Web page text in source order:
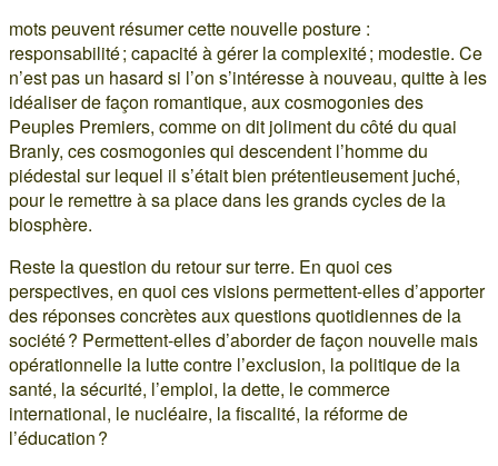
mots peuvent résumer cette nouvelle posture :
responsabilité ; capacité à gérer la complexité ; modestie. Ce
n’est pas un hasard si l’on s’intéresse à nouveau, quitte à les
idéaliser de façon romantique, aux cosmogonies des
Peuples Premiers, comme on dit joliment du côté du quai
Branly, ces cosmogonies qui descendent l’homme du
piédestal sur lequel il s’était bien prétentieusement juché,
pour le remettre à sa place dans les grands cycles de la
biosphère.
Reste la question du retour sur terre. En quoi ces
perspectives, en quoi ces visions permettent-elles d’apporter
des réponses concrètes aux questions quotidiennes de la
société ? Permettent-elles d’aborder de façon nouvelle mais
opérationnelle la lutte contre l’exclusion, la politique de la
santé, la sécurité, l’emploi, la dette, le commerce
international, le nucléaire, la fiscalité, la réforme de
l’éducation ?